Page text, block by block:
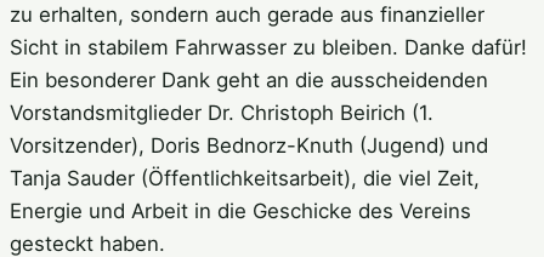
zu erhalten, sondern auch gerade aus finanzieller
Sicht in stabilem Fahrwasser zu bleiben. Danke dafür!
Ein besonderer Dank geht an die ausscheidenden
Vorstandsmitglieder Dr. Christoph Beirich (1.
Vorsitzender), Doris Bednorz-Knuth (Jugend) und
Tanja Sauder (Öffentlichkeitsarbeit), die viel Zeit,
Energie und Arbeit in die Geschicke des Vereins
gesteckt haben.